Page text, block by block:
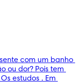
com um banho
ou dor? Pois tem
estudos . Em